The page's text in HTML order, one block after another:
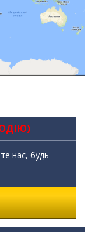
нас, будь